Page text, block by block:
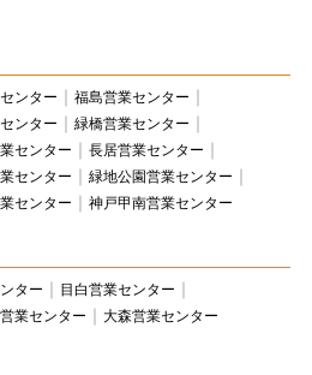
ンター
福島営業センター
ンター
緑橋営業センター
センター
長居営業センター
センター
緑地公園営業センター
センター 神戸甲南営業センター
ター
目白営業センター
業センター 大森営業センター